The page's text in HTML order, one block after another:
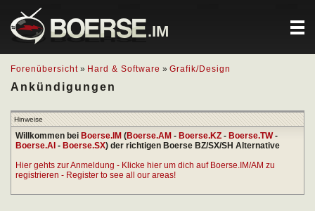
.IM
Forenübersicht » Hard & Software » Grafik/Design
Ankündigungen
Hinweise
Willkommen bei Boerse.IM (Boerse.AM - Boerse.KZ - Boerse.TW-
Boerse.AI - Boerse.SX) der richtigen Boerse BZ/SX/SH Alternative
Hier gehts zur Anmeldung - Klicke hier um dich auf Boerse.IM/AM zu
registrieren - Register to see all our areas!